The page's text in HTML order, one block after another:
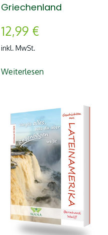
Griechenland
12,99 €
inkl. MwSt.
Weiterlesen